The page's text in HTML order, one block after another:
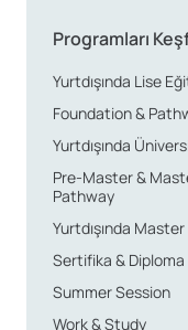
deneyim sunar.
öğrenci için Güney
haline
Kültürel
Etkileşim
Dünya genelinden
kültürleri keşfetme
Programları
Yurtdışında Lise
Foundation &
Yurtdışında
Pre-Master &
Pathway
Yurtdışında Master
Sertifika & Diploma
Summer Session
Work & Study